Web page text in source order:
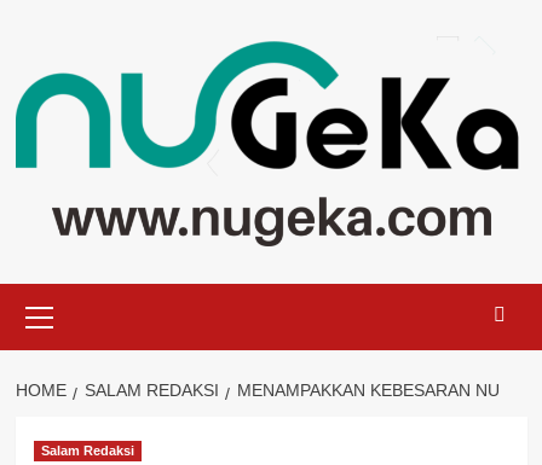
content
Menu
HOME SALAM REDAKSI MENAMPAKKAN KEBESARAN NU
Salam Redaksi